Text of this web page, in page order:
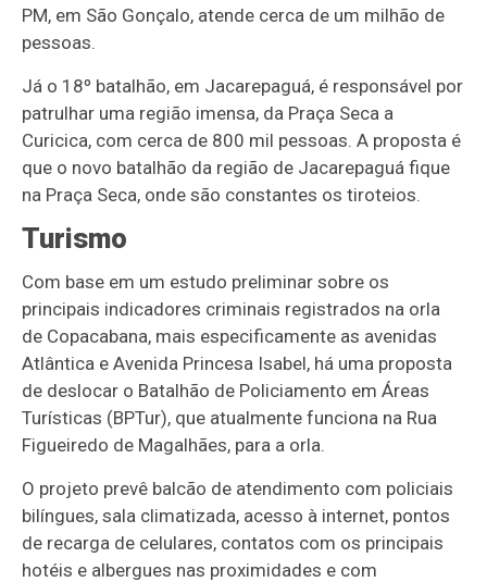
PM, em São Gonçalo, atende cerca de um milhão de
pessoas.
Já o 18º batalhão, em Jacarepaguá, é responsável por
patrulhar uma região imensa, da Praça Seca a
Curicica, com cerca de 800 mil pessoas. A proposta é
que o novo batalhão da região de Jacarepaguá fique
na Praça Seca, onde são constantes os tiroteios.
Turismo
Com base em um estudo preliminar sobre os
principais indicadores criminais registrados na orla
de Copacabana, mais especificamente as avenidas
Atlântica e Avenida Princesa Isabel, há uma proposta
de deslocar o Batalhão de Policiamento em Áreas
Turísticas (BPTur), que atualmente funciona na Rua
Figueiredo de Magalhães, para a orla.
O projeto prevê balcão de atendimento com policiais
bilíngues, sala climatizada, acesso à internet, pontos
de recarga de celulares, contatos com os principais
hotéis e albergues nas proximidades e com